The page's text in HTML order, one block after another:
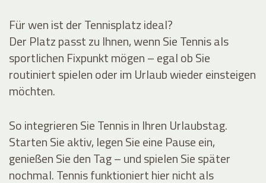
Für wen ist der Tennisplatz ideal?
Der Platz passt zu Ihnen, wenn Sie Tennis als
sportlichen Fixpunkt mögen – egal ob Sie
routiniert spielen oder im Urlaub wieder einsteigen
möchten.
So integrieren Sie Tennis in Ihren Urlaubstag.
Starten Sie aktiv, legen Sie eine Pause ein,
genießen Sie den Tag – und spielen Sie später
nochmal. Tennis funktioniert hier nicht als